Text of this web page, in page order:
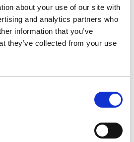
about your use of our site with
and analytics partners who
information that you’ve
they’ve collected from your use
800